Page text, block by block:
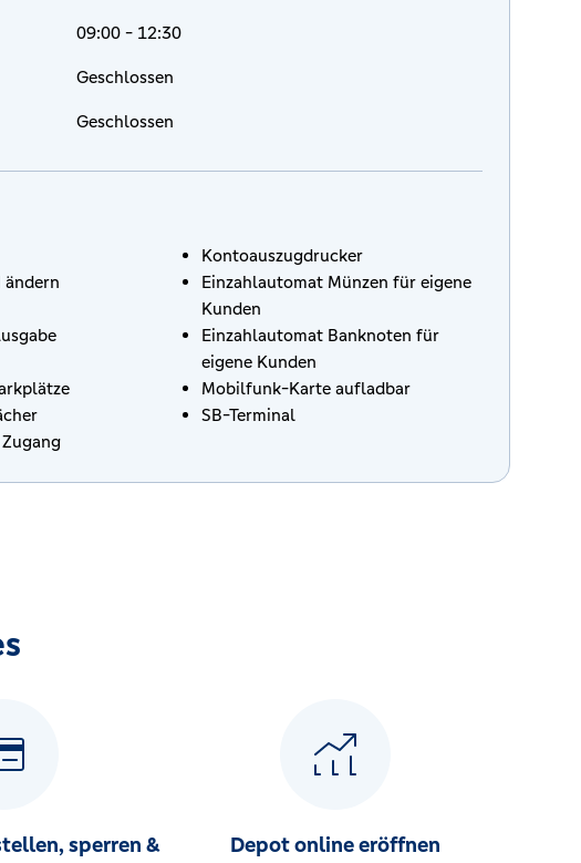
09:00 - 12:30
Geschlossen
Geschlossen
Kontoauszugdrucker
ändern
Einzahlautomat Münzen für eigene
Kunden
Einzahlautomat Banknoten für
eigene Kunden
Mobilfunk-Karte aufladbar
SB-Terminal
sperren &
Depot online eröffnen